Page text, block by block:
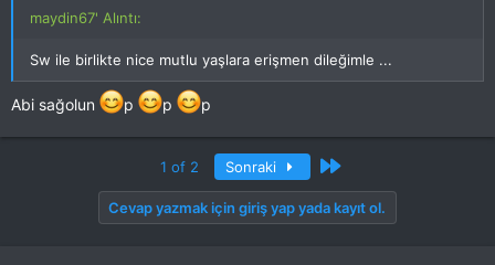
maydin67' Alıntı:
Sw ile birlikte nice mutlu yaşlara erişmen dileğimle ...
Abi sağolun p p p
1 of 2 Sonraki Son
Cevap yazmak için giriş yap yada kayıt ol.